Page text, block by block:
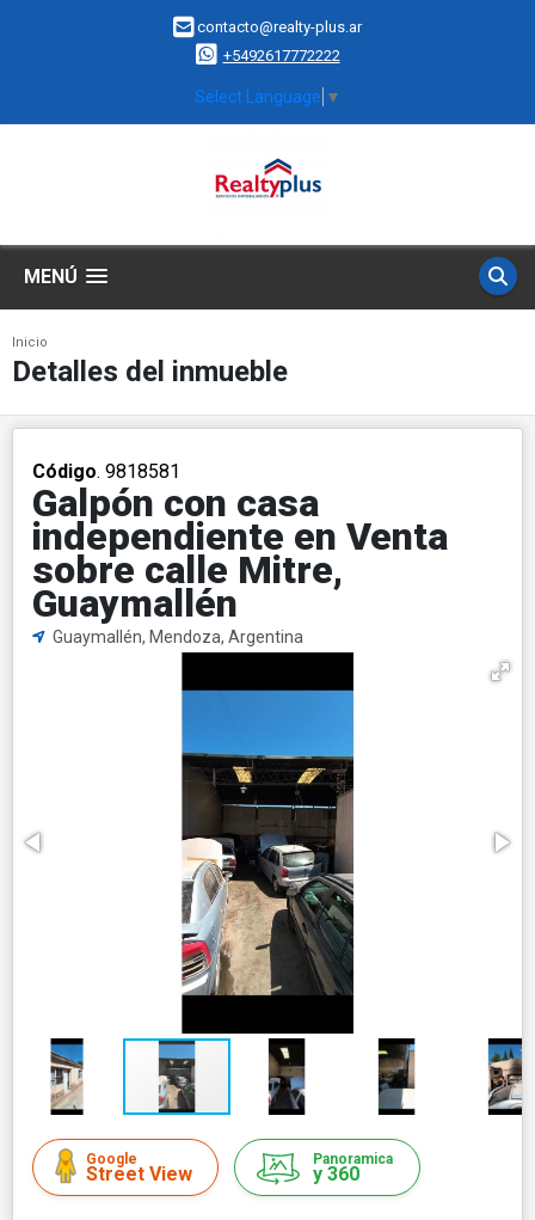
contacto@realty-plus.ar
+5492617772222
Select Language ▼
MENÚ
Inicio
Detalles del inmueble
Código. 9818581
Galpón con casa
independiente en Venta
sobre calle Mitre,
Guaymallén
Guaymallén, Mendoza, Argentina
Google
Street View
Panoramica
y 360